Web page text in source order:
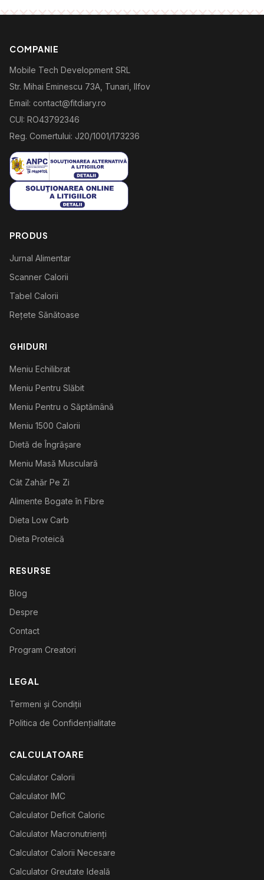
COMPANIE
Mobile Tech Development SRL
Str. Mihai Eminescu 73A, Tunari, Ilfov
Email: contact@fitdiary.ro
CUI: RO43792346
Reg. Comertului: J20/1001/173236
PRODUS
Jurnal Alimentar
Scanner Calorii
Tabel Calorii
Rețete Sănătoase
GHIDURI
Meniu Echilibrat
Meniu Pentru Slăbit
Meniu Pentru o Săptămână
Meniu 1500 Calorii
Dietă de Îngrășare
Meniu Masă Musculară
Cât Zahăr Pe Zi
Alimente Bogate în Fibre
Dieta Low Carb
Dieta Proteică
RESURSE
Blog
Despre
Contact
Program Creatori
LEGAL
Termeni și Condiții
Politica de Confidențialitate
CALCULATOARE
Calculator Calorii
Calculator IMC
Calculator Deficit Caloric
Calculator Macronutrienți
Calculator Calorii Necesare
Calculator Greutate Ideală